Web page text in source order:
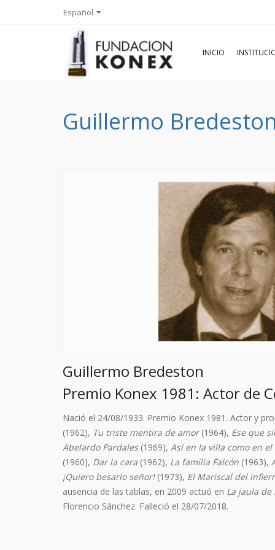
Español
INICIO
Guillermo Bredeston
Guillermo Bredeston
Premio Konex 1981: Actor de
Nació el 24/08/1933. Premio Konex 1981. Actor y
(1962), Tu triste mentira de amor(1964), Ese que
Abelardo Pardales(1969), Así en la villa como en el
(1960), Dar la cara (1962), La familia Falcón (1963),
¡Quiero besarlo señor!(1973), El Mariscal del
ausencia de las tablas, en 2009 actuó en La jaula de
Florencio Sánchez. Falleció el 28/07/2018.